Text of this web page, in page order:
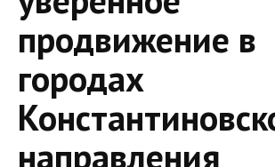
продвижение в
городах
направления